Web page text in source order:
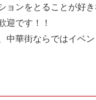
ョンをとることが好
迎です！！
中華街ならではイベ